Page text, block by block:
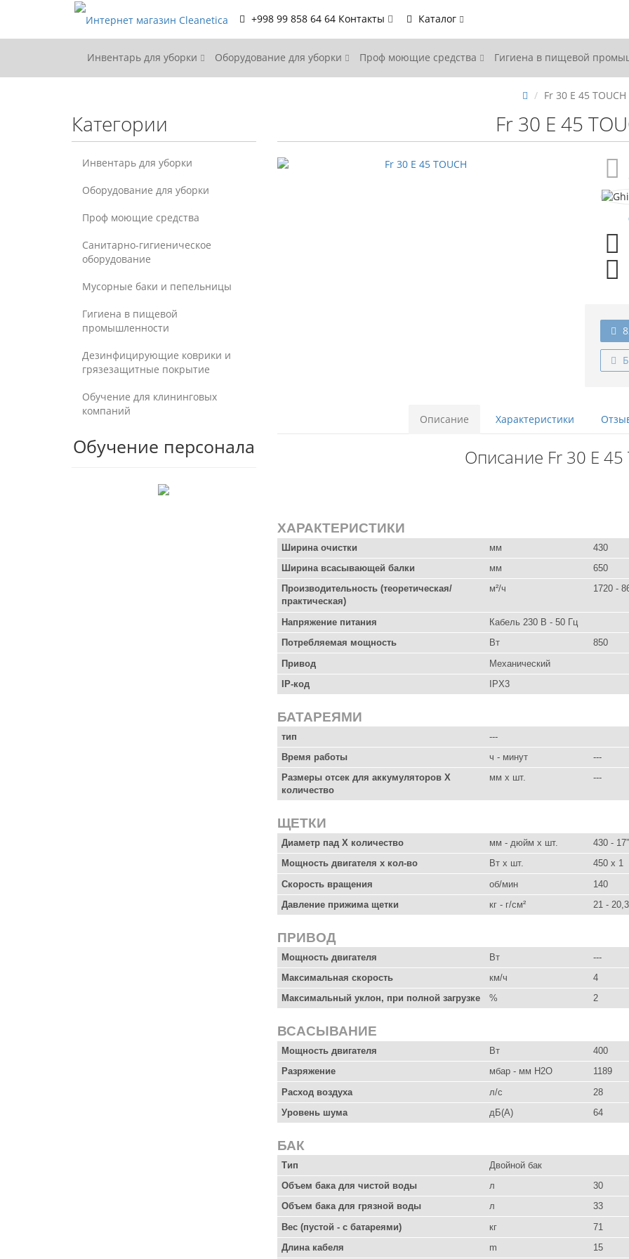
+998 99 858 64 64 Контакты Каталог
Инвентарь для уборки Оборудование для уборки Проф моющие средства Гигиена в пищевой
Категории
Инвентарь для уборки
Оборудование для уборки
Проф моющие средства
Санитарно-гигиеническое
оборудование
Мусорные баки и пепельницы
Гигиена в пищевой
промышленности
Дезинфицирующие коврики и
грязезащитные покрытие
Обучение для клининговых
компаний
Обучение персонала
Fr 30 Е 45 TOUCH
Fr 30 Е 45
Описание Характеристики
Описание Fr 30 Е 45
ХАРАКТЕРИСТИКИ
Ширина очистки мм
430
Ширина всасывающей балки
мм
650
Производительность (теоретическая/
практическая)
м²/ч 1720 -
Напряжение питания
Кабель 230 В - 50 Гц
Потребляемая мощность
Вт
850
Привод
Механический
IP-код
IPX3
БАТАРЕЯМИ
тип
---
Время работы
ч - минут
---
Размеры отсек для аккумуляторов X
количество
мм x шт. ---
ЩЕТКИ
Диаметр пад X количество мм - дюйм x шт.
430 -
Мощность двигателя х кол-во
Вт x шт.
450 x 1
Скорость вращения
об/мин
140
Давление прижима щетки
кг - г/см² 21 - 20,3
ПРИВОД
Мощность двигателя Вт
---
Максимальная скорость
км/ч
4
Максимальный уклон, при полной загрузке
% 2
ВСАСЫВАНИЕ
Мощность двигателя Вт
400
Разряжение
мбар - мм H2O
1189
Расход воздуха
л/с
28
Уровень шума
дБ(А) 64
БАК
Тип
Двойной бак
Объем бака для чистой воды
л
30
Объем бака для грязной воды
л
33
Вес (пустой - с батареями)
кг
71
Длина кабеля
m
15